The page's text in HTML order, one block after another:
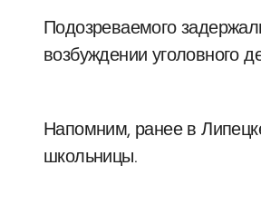
Подозреваемого
возбуждении уголовного
Напомним, ранее в
школьницы.